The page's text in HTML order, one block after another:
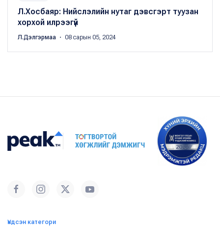
Л.Хосбаяр: Нийслэлийн нутаг дэвсгэрт туузан
хорхой илрээгүй
Л.Дэлгэрмаа ・ 08 сарын 05, 2024
Үндсэн категори